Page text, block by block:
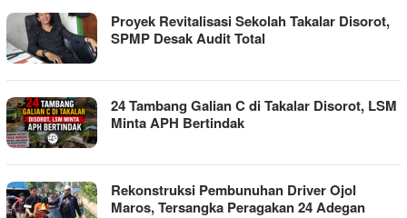
Proyek Revitalisasi Sekolah Takalar Disorot,
SPMP Desak Audit Total
24 Tambang Galian C di Takalar Disorot, LSM
Minta APH Bertindak
Rekonstruksi Pembunuhan Driver Ojol
Maros, Tersangka Peragakan 24 Adegan